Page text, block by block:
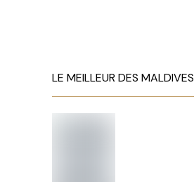
LE MEILLEUR DES MALDIVES